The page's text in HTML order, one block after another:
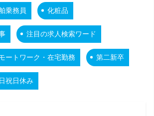
乗務員 化粧品
注目の求人検索ワード
ートワーク・在宅勤務 第二新卒
祝日休み